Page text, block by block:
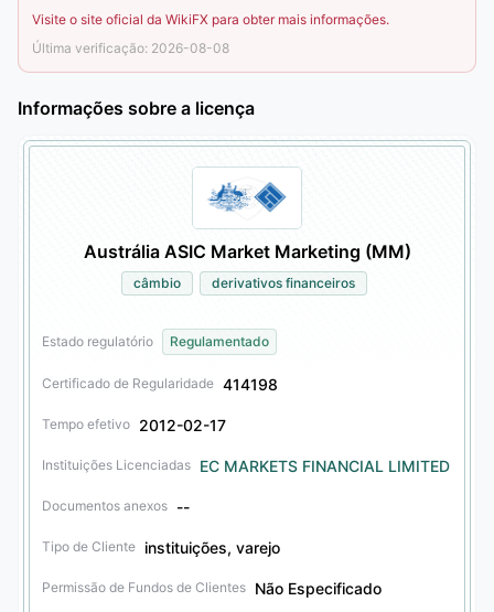
Visite o site oficial da WikiFX para obter mais informações.
Última verificação: 2026-08-08
Informações sobre a licença
Austrália ASIC Market Marketing (MM)
câmbio derivativos financeiros
Estado regulatório Regulamentado
Certificado de Regularidade 414198
Tempo efetivo 2012-02-17
Instituições Licenciadas EC MARKETS FINANCIAL LIMITED
Documentos anexos --
Tipo de Cliente instituições, varejo
Permissão de Fundos de Clientes Não Especificado